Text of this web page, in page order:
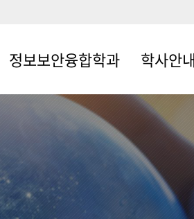
정보보안융합학과
에너지 ICT 융합보안트랙
교과과정
학사안내
학사일정
학칙 및 규정
졸업자격인정
서식